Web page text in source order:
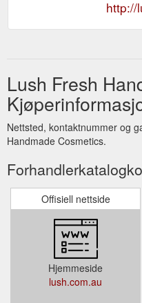
http://
Lush Fresh
Nettsted, kontaktnummer og
Handmade Cosmetics.
Offisiell nettside
Hjemmeside
lush.com.au